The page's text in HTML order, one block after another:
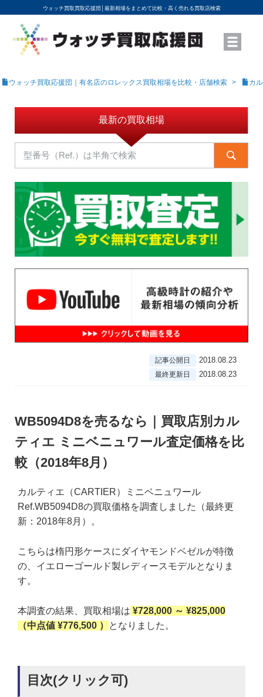
ウォッチ買取買取応援団│ 最新相場をまとめて比較・高く売れる買取店検索
YouTubeで動画を公開中
ROLEXモデル名から買取相場を調べる
高級時計ブランド名から買取相場を調べる
地域から買取店を探す
店舗名から買取店を探す
ブランド時計を高く売る方法
買取査定を依頼する
ウォッチ買取応援団｜有名店のロレックス買取相場を比較・店舗検索 カ
最新の買取相場
記事公開日 2018.08.23
最終更新日 2018.08.23
WB5094D8を売るなら｜買取店別カル
ティエ ミニベニュワール査定価格を比
較（2018年8月）
カルティエ（CARTIER）ミニベニュワール
Ref.WB5094D8の買取価格を調査しました（最終更
新：2018年8月）。
こちらは楕円形ケースにダイヤモンドベゼルが特徴
の、イエローゴールド製レディースモデルとなりま
す。
本調査の結果、買取相場は ¥728,000 ～ ¥825,000
（中点値 ¥776,500 ）
となりました。
目次(クリック可)